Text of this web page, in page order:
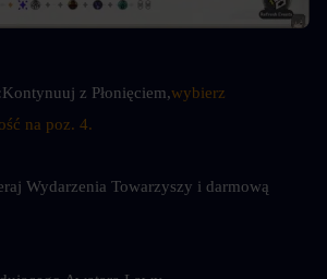
Kontynuuj z Płonięciem,wybierz
na poz. 4.
Wydarzenia Towarzyszy i darmową